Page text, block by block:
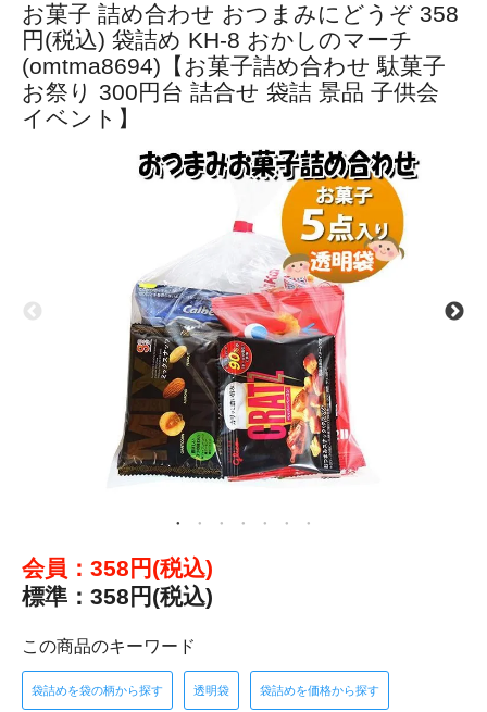
お菓子 詰め合わせ おつまみにどうぞ 358
円(税込) 袋詰め KH-8 おかしのマーチ
(omtma8694)【お菓子詰め合わせ 駄菓子
お祭り 300円台 詰合せ 袋詰 景品 子供会
イベント】
会員：358円(税込)
標準：358円(税込)
この商品のキーワード
袋詰めを袋の柄から探す 透明袋 袋詰めを価格から探す